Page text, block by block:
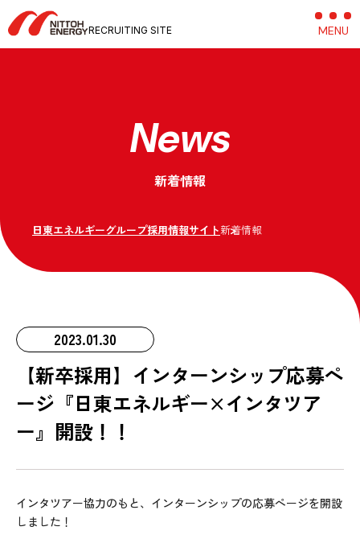
RECRUITING SITE MENU
News
新着情報
日東エネルギーグループ採用情報サイト新着情報
2023.01.30
【新卒採用】インターンシップ応募ペ
ージ『日東エネルギー×インタツア
ー』開設！！
インタツアー協力のもと、インターンシップの応募ページを開設
しました！